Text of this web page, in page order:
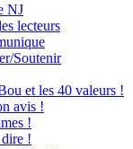
NJ
lecteurs
Soutenir
et les 40 valeurs !
avis !
!
!